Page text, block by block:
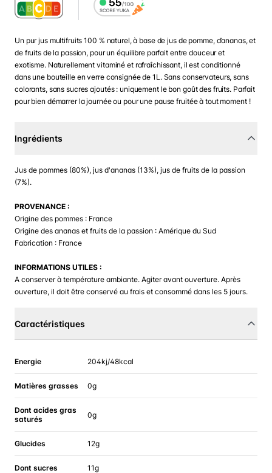
Un pur jus multifruits 100 % naturel, à base de jus de pomme, d’ananas, et
de fruits de la passion, pour un équilibre parfait entre douceur et
exotisme. Naturellement vitaminé et rafraîchissant, il est conditionné
dans une bouteille en verre consignée de 1L. Sans conservateurs, sans
colorants, sans sucres ajoutés : uniquement le bon goût des fruits. Parfait
pour bien démarrer la journée ou pour une pause fruitée à tout moment !
Ingrédients
Jus de pommes (80%), jus d'ananas (13%), jus de fruits de la passion
(7%).
PROVENANCE :
Origine des pommes : France
Origine des ananas et fruits de la passion : Amérique du Sud
Fabrication : France
INFORMATIONS UTILES :
A conserver à température ambiante. Agiter avant ouverture. Après
ouverture, il doit être conservé au frais et consommé dans les 5 jours.
Caractéristiques
Energie 204kj/48kcal
Matières grasses 0g
Dont acides gras
saturés
0g
Glucides 12g
Dont sucres 11g